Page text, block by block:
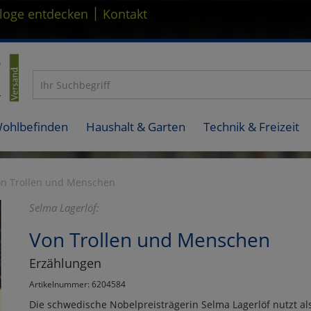
entdecken | Kontakt
Haushalt & Garten Technik & Freizeit
Trollen und Menschen
Selma Lagerlöf:
Von Trollen und Menschen
Erzählungen
Artikelnummer: 6204584
Die schwedische Nobelpreisträgerin Selma Lagerlöf nutzt